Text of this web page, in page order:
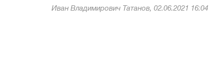
Иван Владимирович Татанов, 02.06.2021 16:04